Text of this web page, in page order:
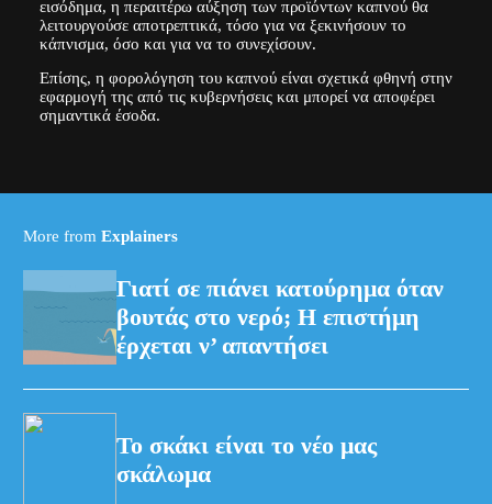
εισόδημα, η περαιτέρω αύξηση των προϊόντων καπνού θα
λειτουργούσε αποτρεπτικά, τόσο για να ξεκινήσουν το
κάπνισμα, όσο και για να το συνεχίσουν.
Επίσης, η φορολόγηση του καπνού είναι σχετικά φθηνή στην
εφαρμογή της από τις κυβερνήσεις και μπορεί να αποφέρει
σημαντικά έσοδα.
More from Explainers
Γιατί σε πιάνει κατούρημα όταν
βουτάς στο νερό; Η επιστήμη
έρχεται ν’ απαντήσει
Το σκάκι είναι το νέο μας
σκάλωμα